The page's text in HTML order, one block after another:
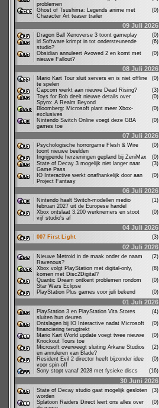
problemen
Ghost of Tsushima: Legends anime met
Character Art teaser trailer
(0)
09 Juli 2026
Dragon Ball Xenoverse 3 toont gameplay
(0)
id Software krimpt in tot ondersteunende
studio?
(6)
Obsidian annuleert Avowed 2 en komt met
nieuwe Fallout?
(0)
08 Juli 2026
Mario Kart Tour sluit servers en is niet offline
te spelen
(0)
Capcom werkt aan nieuwe Dead Rising?
(3)
Toys for Bob deelt nieuwe details over
Spyro: A Realm Beyond
(0)
Bloomberg: Microsoft plant meer Xbox-
exclusives
(0)
Nintendo Switch Online voegt deze GBA
games toe
(0)
07 Juli 2026
Psychologische horrorgame Flesh & Wire
toont nieuwe beelden
(0)
Ingrijpende herzieningen gepland bij ZeniMax
(0)
State of Decay 3 mogelijk niet langer naar
Game Pass
(3)
IO Interactive werkt onafhankelijk door aan
Project Fantasy
(0)
06 Juli 2026
Nintendo haalt Switch-modellen medio
februari 2027 uit de Europese handel
(1)
Xbox ontslaat 3.200 werknemers en stoot
vijf studio's af
(0)
04 Juli 2026
007 First Light (3)
02 Juli 2026
Nieuwe Metroid in de maak onder de naam
Ravenous?
(2)
Xbox volgt PlayStation met digital-only,
komen met Disc2Digital?
(8)
Quantic Dream ontkent problemen rondom
Star Wars Eclipse
(0)
PlayStation Plus games voor juli bekend
(0)
01 Juli 2026
PlayStation 3 en PlayStation Vita Stores
sluiten hun deuren
(4)
Ontslagen bij IO Interactive nadat Microsoft
financiering terugtrekt
(0)
Mario Kart World update voegt twee nieuwe
Knockout Tours toe
(0)
Microsoft overweegt sluiting Arkane Studios
en annuleren van Blade?
(2)
Resident Evil 2 director heeft bijzonder idee
voor spin-off
(0)
Sony stopt vanaf 2028 met fysieke discs
(16)
30 Juni 2026
State of Decay studio gaat mogelijk gesloten
worden
(3)
Splatoon Raiders Direct leert ons alles over
(0)